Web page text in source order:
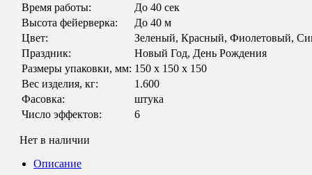
Время работы:
До 40 сек
Высота фейерверка:
До 40 м
Цвет:
Зеленый, Красный, Фиолетовый,
Праздник:
Новый Год, День Рождения
Размеры упаковки, мм: 150 х 150 х 150
Вес изделия, кг:
1.600
Фасовка:
штука
Число эффектов:
6
Нет в наличии
Описание